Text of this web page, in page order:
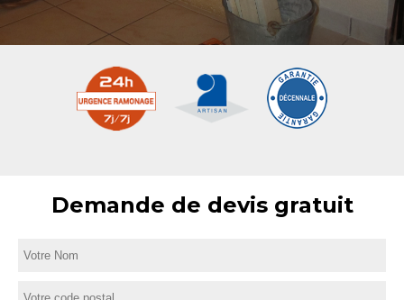
Demande de devis gratuit